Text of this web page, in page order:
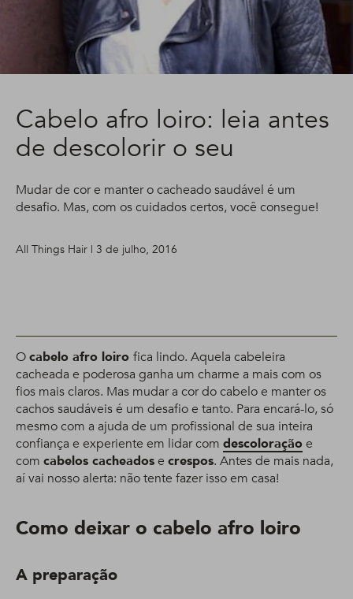
Cabelo afro loiro: leia antes
de descolorir o seu
Mudar de cor e manter o cacheado saudável é um
desafio. Mas, com os cuidados certos, você consegue!
All Things Hair | 3 de julho, 2016
Ocabelo afro loiro fica lindo. Aquela cabeleira
cacheada e poderosa ganha um charme a mais com os
fios mais claros. Mas mudar a cor do cabelo e manter os
cachos saudáveis é um desafio e tanto. Para encará-lo, só
mesmo com a ajuda de um profissional de sua inteira
confiança e experiente em lidar com descoloração e
com cabelos cacheadose crespos. Antes de mais nada,
aí vai nosso alerta: não tente fazer isso em casa!
Como deixar o cabelo afro loiro
A preparação